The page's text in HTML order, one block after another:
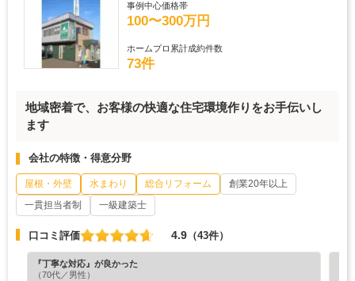
事例中心価格帯
100〜300万円
ホームプロ累計成約件数
73件
地域密着で、お客様の快適な住宅環境作りをお手伝いし
ます
会社の特徴・得意分野
屋根・外壁 水まわり 総合リフォーム
創業20年以上
一貫担当者制
一級建築士
口コミ評価 4.9 （43件）
『丁寧な対応』が良かった
（70代／男性）